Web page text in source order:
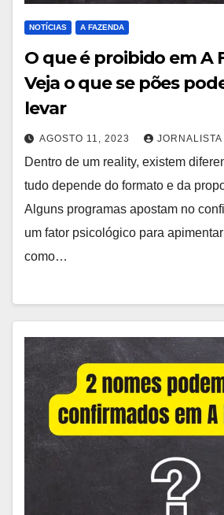
NOTÍCIAS A FAZENDA
O que é proibido em A
Veja o que se pões
levar
AGOSTO 11, 2023
Dentro de um reality, existem
tudo depende do formato e da
Alguns programas apostam no
um fator psicológico para
como…